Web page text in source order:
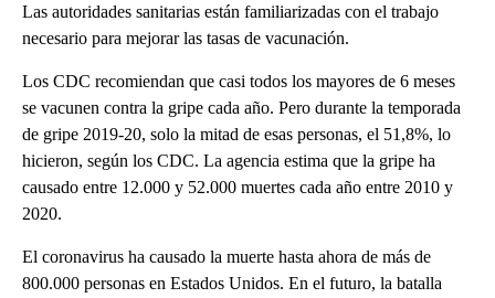
Las autoridades sanitarias están familiarizadas con el trabajo
necesario para mejorar las tasas de vacunación.
Los CDC recomiendan que casi todos los mayores de 6 meses
se vacunen contra la gripe cada año. Pero durante la temporada
de gripe 2019-20, solo la mitad de esas personas, el 51,8%, lo
hicieron, según los CDC. La agencia estima que la gripe ha
causado entre 12.000 y 52.000 muertes cada año entre 2010 y
2020.
El coronavirus ha causado la muerte hasta ahora de más de
800.000 personas en Estados Unidos. En el futuro, la batalla